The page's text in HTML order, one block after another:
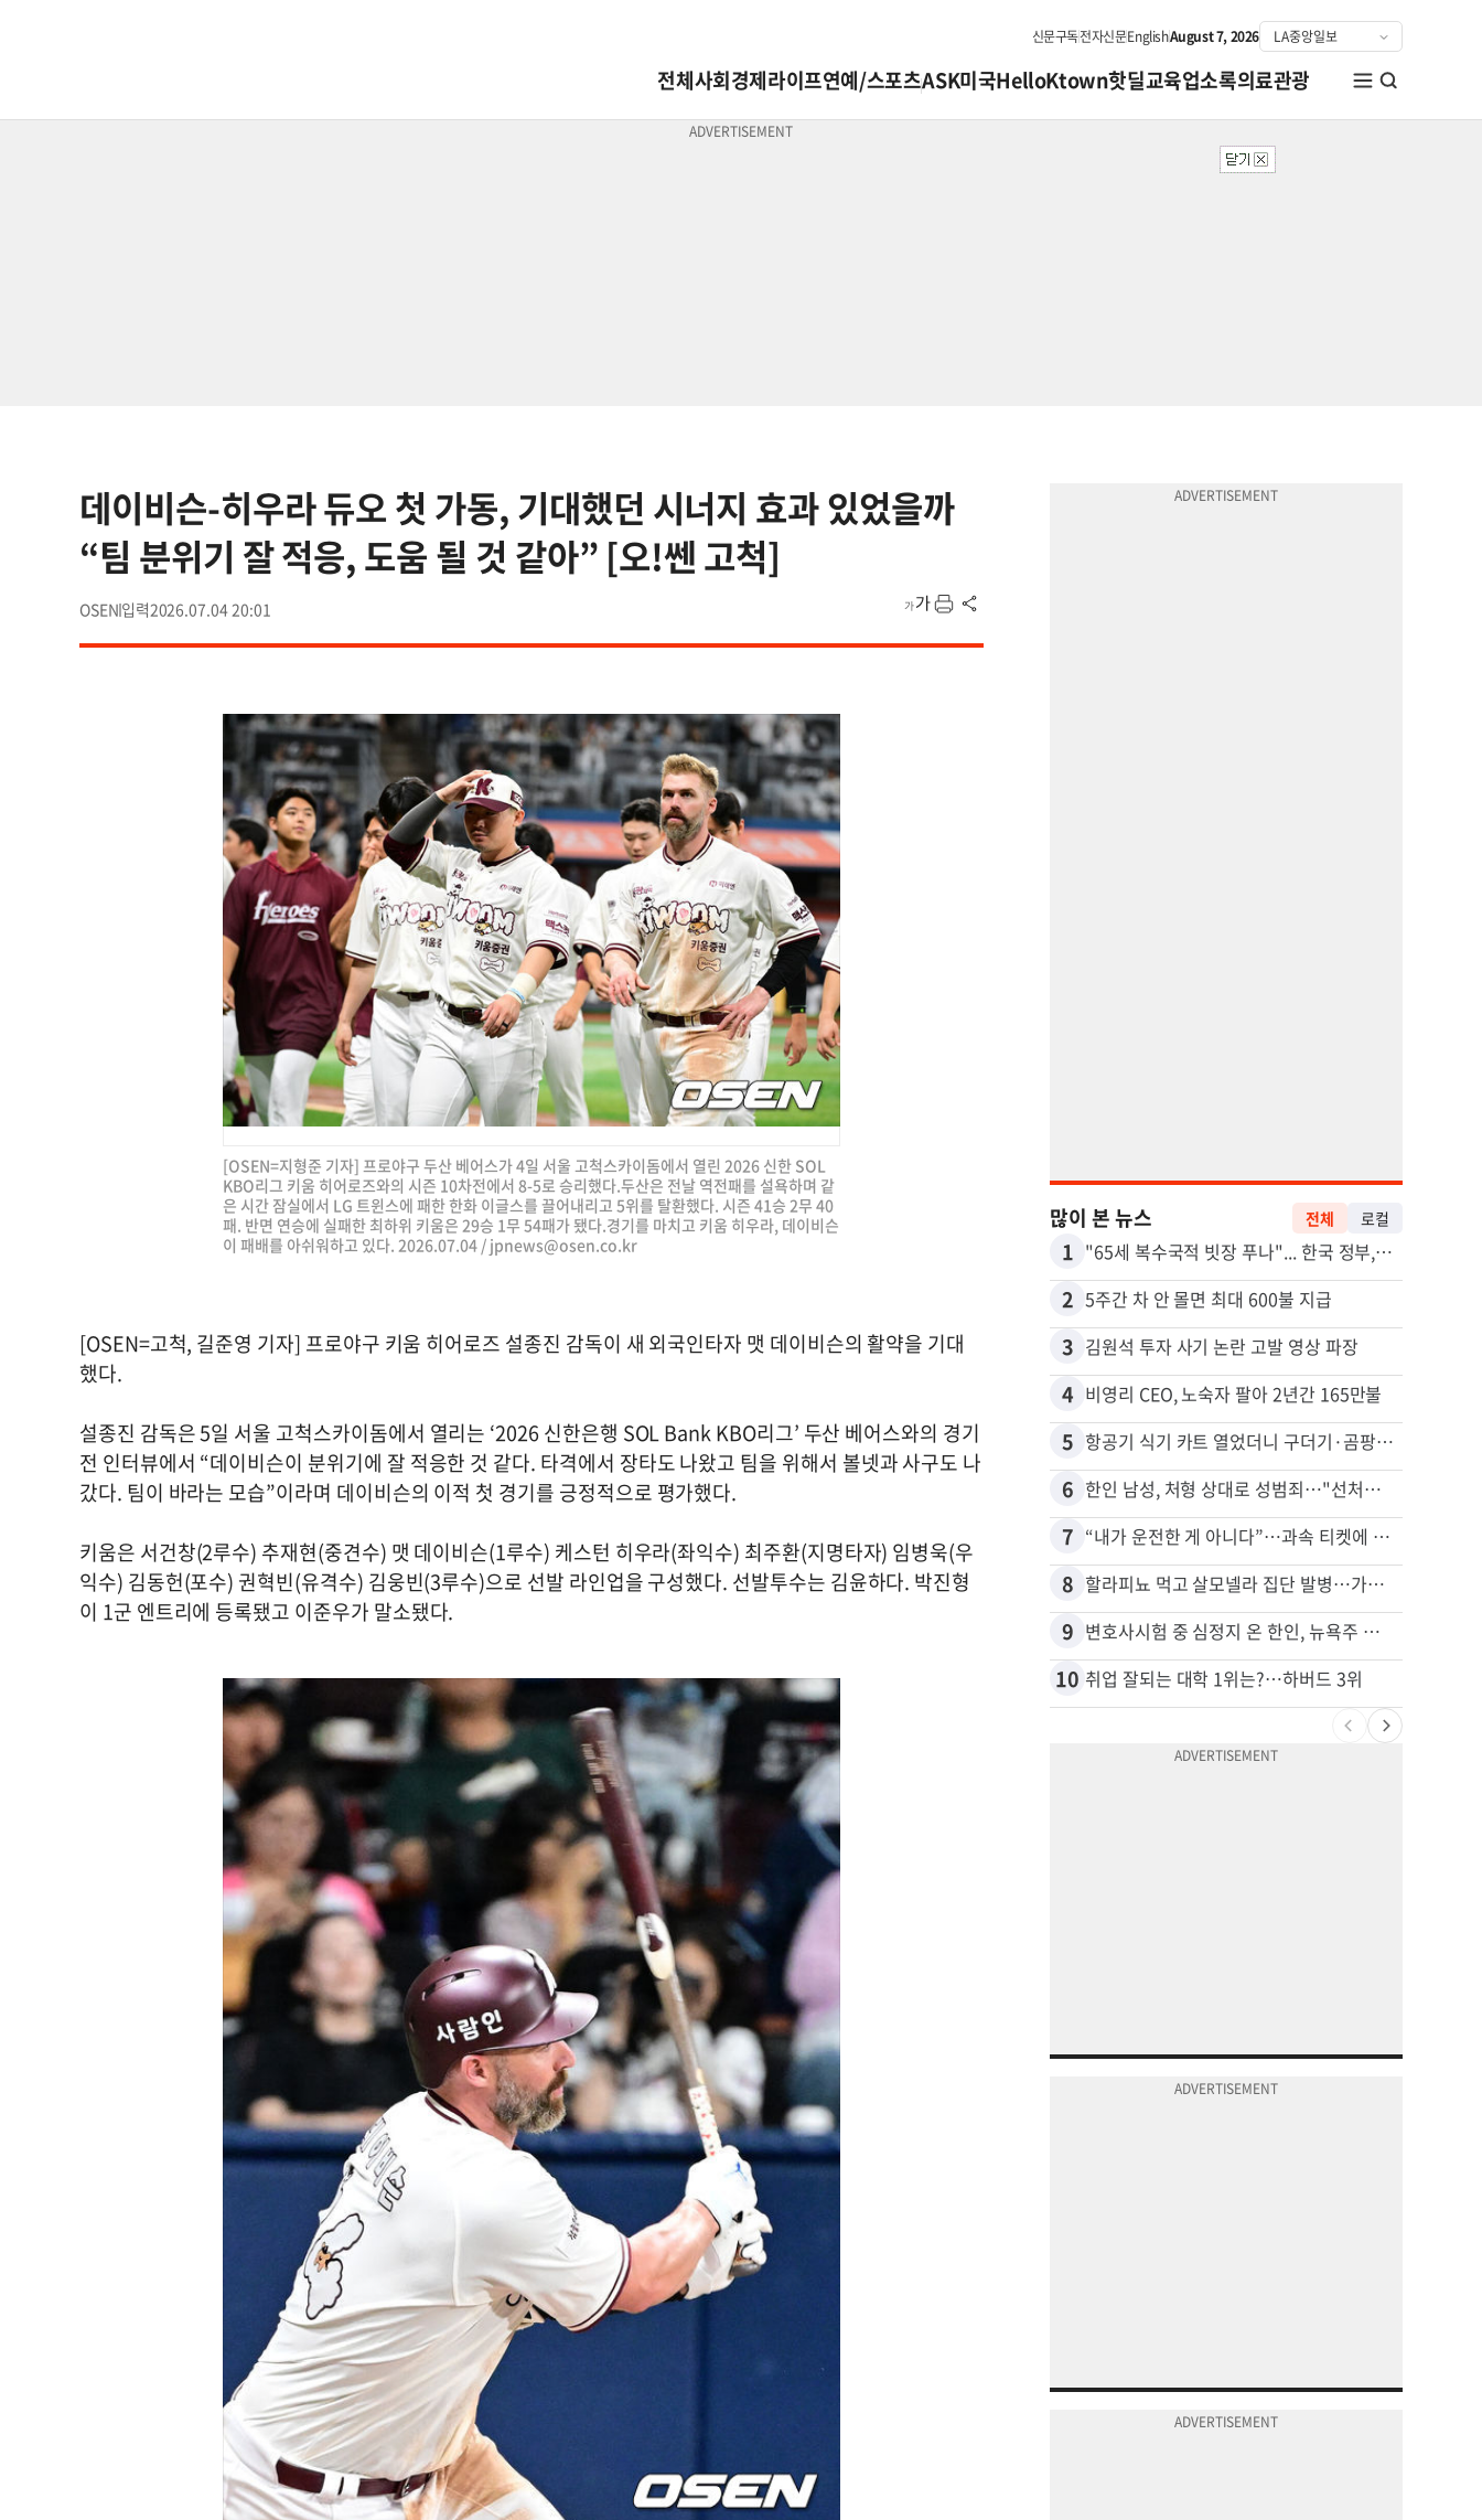
신문구독전자신문EnglishAugust 7, 2026
전체사회경제라이프연예/스포츠ASK미국HelloKtown핫딜교육업소록의료관광
데이비슨-히우라 듀오 첫 가동, 기대했던 시너지 효과 있었을까
“팀 분위기 잘 적응, 도움 될 것 같아” [오!쎈 고척]
OSEN 2026.07.04 20:01
[OSEN=지형준 기자] 프로야구 두산 베어스가 4일 서울 고척스카이돔에서 열린 2026 신한 SOL
KBO리그 키움 히어로즈와의 시즌 10차전에서 8-5로 승리했다.두산은 전날 역전패를 설욕하며 같
은 시간 잠실에서 LG 트윈스에 패한 한화 이글스를 끌어내리고 5위를 탈환했다. 시즌 41승 2무 40
패. 반면 연승에 실패한 최하위 키움은 29승 1무 54패가 됐다.경기를 마치고 키움 히우라, 데이비슨
이 패배를 아쉬워하고 있다. 2026.07.04 / jpnews@osen.co.kr
[OSEN=고척, 길준영 기자] 프로야구 키움 히어로즈 설종진 감독이 새 외국인타자 맷 데이비슨의 활약을 기대
했다.
설종진 감독은 5일 서울 고척스카이돔에서 열리는 ‘2026 신한은행 SOL Bank KBO리그’ 두산 베어스와의 경기
전 인터뷰에서 “데이비슨이 분위기에 잘 적응한 것 같다. 타격에서 장타도 나왔고 팀을 위해서 볼넷과 사구도 나
갔다. 팀이 바라는 모습”이라며 데이비슨의 이적 첫 경기를 긍정적으로 평가했다.
키움은 서건창(2루수) 추재현(중견수) 맷 데이비슨(1루수) 케스턴 히우라(좌익수) 최주환(지명타자) 임병욱(우
익수) 김동헌(포수) 권혁빈(유격수) 김웅빈(3루수)으로 선발 라인업을 구성했다. 선발투수는 김윤하다. 박진형
이 1군 엔트리에 등록됐고 이준우가 말소됐다.
많이 본 뉴스 전체 로컬
1 "65세 복수국적 빗장 푸나"... 한국 정부, 연령 완화 전면 추진
2 5주간 차 안 몰면 최대 600불 지급
3 김원석 투자 사기 논란 고발 영상 파장
4 비영리 CEO, 노숙자 팔아 2년간 165만불
5 항공기 식기 카트 열었더니 구더기·곰팡이…LAX 기내식 업체 논란
6 한인 남성, 처형 상대로 성범죄…"선처해줬더니 배신자 취급"
7 “내가 운전한 게 아니다”…과속 티켓에 오토파일럿 탓한 운전자
8 할라피뇨 먹고 살모넬라 집단 발병…가주 등 27개 주 확산
9 변호사시험 중 심정지 온 한인, 뉴욕주 제소
10 취업 잘되는 대학 1위는?…하버드 3위